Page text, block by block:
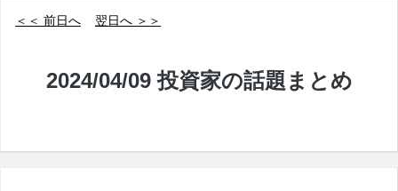
＜＜ 前日へ 翌日へ ＞＞
2024/04/09 投資家の話題まとめ